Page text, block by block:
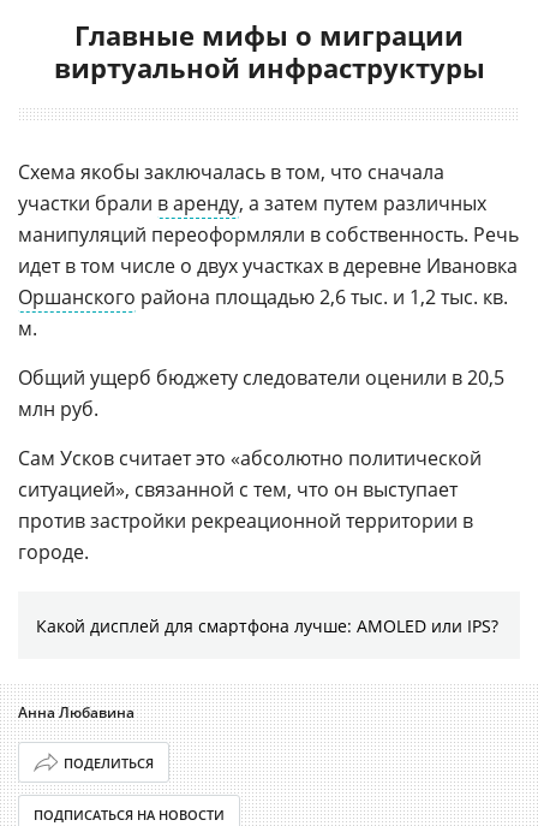
Главные мифы о миграции
виртуальной инфраструктуры
Схема якобы заключалась в том, что сначала
участки брали в аренду, а затем путем различных
манипуляций переоформляли в собственность. Речь
идет в том числе о двух участках в деревне Ивановка
Оршанского района площадью 2,6 тыс. и 1,2 тыс. кв.
м.
Общий ущерб бюджету следователи оценили в 20,5
млн руб.
Сам Усков считает это «абсолютно политической
ситуацией», связанной с тем, что он выступает
против застройки рекреационной территории в
городе.
Какой дисплей для смартфона лучше: AMOLED или IPS?
Анна Любавина
ПОДЕЛИТЬСЯ
ПОДПИСАТЬСЯ НА НОВОСТИ